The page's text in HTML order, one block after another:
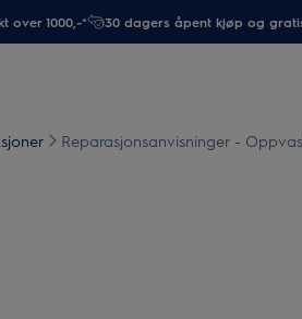
over 1000,-* 30 dagers åpent kjøp og
Reparasjonsanvisninger -